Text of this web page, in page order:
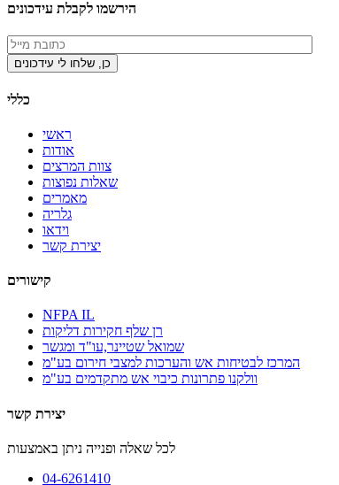
הירשמו לקבלת עידכונים
כללי
ראשי
אודות
צוות המרצים
שאלות נפוצות
מאמרים
גלריה
וידאו
יצירת קשר
קישורים
NFPA IL
רן שלף חקירות דליקות
שמואל שטיינר,עו"ד ומגשר
המרכז לבטיחות אש והערכות למצבי חירום בע"מ
וולקנו פתרונות כיבוי אש מתקדמים בע"מ
יצירת קשר
לכל שאלה ופנייה ניתן באמצעות
04-6261410